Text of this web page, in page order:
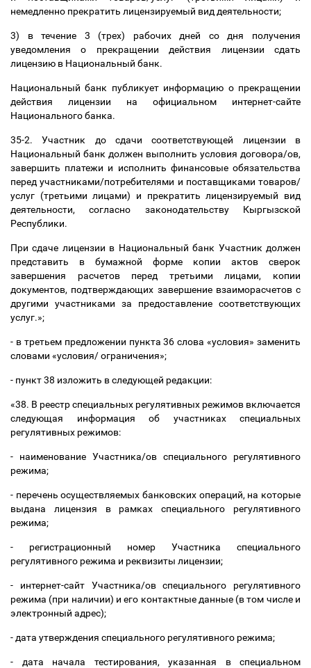
немедленно прекратить лицензируемый вид деятельности;
3) в течение 3 (трех) рабочих дней со дня получения
уведомления о прекращении действия лицензии сдать
лицензию в Национальный банк.
Национальный банк публикует информацию о прекращении
действия лицензии на официальном интернет-сайте
Национального банка.
35-2. Участник до сдачи соответствующей лицензии в
Национальный банк должен выполнить условия договора/ов,
завершить платежи и исполнить финансовые обязательства
перед участниками/потребителями и поставщиками товаров/
услуг (третьими лицами) и прекратить лицензируемый вид
деятельности, согласно законодательству Кыргызской
Республики.
При сдаче лицензии в Национальный банк Участник должен
представить в бумажной форме копии актов сверок
завершения расчетов перед третьими лицами, копии
документов, подтверждающих завершение взаиморасчетов с
другими участниками за предоставление соответствующих
услуг.»;
- в третьем предложении пункта 36 слова «условия» заменить
словами «условия/ограничения»;
- пункт 38 изложить в следующей редакции:
«38. В реестр специальных регулятивных режимов включается
следующая информация об участниках специальных
регулятивных режимов:
- наименование Участника/ов специального регулятивного
режима;
- перечень осуществляемых банковских операций, на которые
выдана лицензия в рамках специального регулятивного
режима;
- регистрационный номер Участника специального
регулятивного режима и реквизиты лицензии;
- интернет-сайт Участника/ов специального регулятивного
режима (при наличии) и его контактные данные (в том числе и
электронный адрес);
- дата утверждения специального регулятивного режима;
- дата начала тестирования, указанная в специальном